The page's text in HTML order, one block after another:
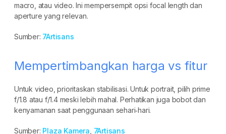
macro, atau video. Ini mempersempit opsi focal length dan
aperture yang relevan.
Sumber: 7Artisans
Mempertimbangkan harga vs fitur
Untuk video, prioritaskan stabilisasi. Untuk portrait, pilih prime
f/1.8 atau f/1.4 meski lebih mahal. Perhatikan juga bobot dan
kenyamanan saat penggunaan sehari‑hari.
Sumber: Plaza Kamera 7Artisans